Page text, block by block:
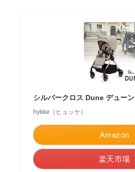
シルバークロス Dune デューン
hykke（ヒュッケ）
Amazon
楽天市場